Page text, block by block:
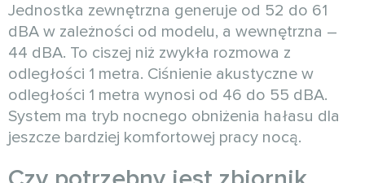
Jednostka zewnętrzna generuje od 52 do 61
dBA w zależności od modelu, a wewnętrzna –
44 dBA. To ciszej niż zwykła rozmowa z
odległości 1 metra. Ciśnienie akustyczne w
odległości 1 metra wynosi od 46 do 55 dBA.
System ma tryb nocnego obniżenia hałasu dla
jeszcze bardziej komfortowej pracy nocą.